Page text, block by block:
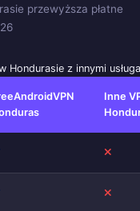
przewyższa płatne
Hondurasie z innymi
Inne